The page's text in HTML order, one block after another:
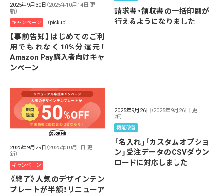
2025年9月30日 （2025年10月14日 更
新）
キャンペーン （pickup）
【事前告知】はじめてのご利
用でもれなく10%分還元！
Amazon Pay購入者向けキャ
ンペーン
請求書・領収書の一括印刷が
行えるようになりました
2025年9月29日 （2025年10月1日 更
新）
キャンペーン
《終了》人気のデザインテン
プレートが半額！リニューア
2025年9月26日 （2025年9月26日 更
新）
機能改善
「名入れ」「カスタムオプショ
ン」受注データのCSVダウン
ロードに対応しました